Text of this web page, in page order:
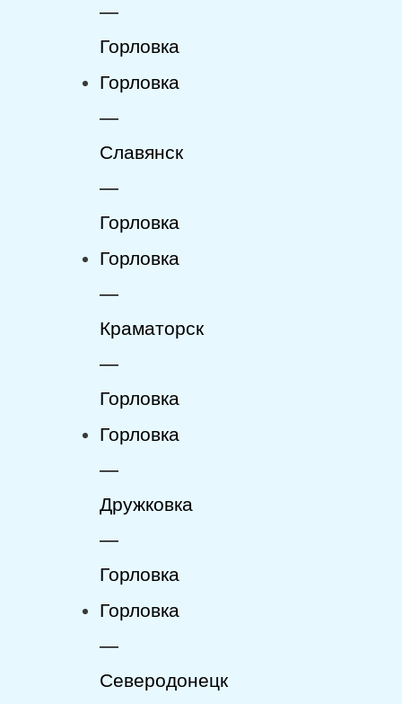
—
Горловка
Горловка
—
Славянск
—
Горловка
Горловка
—
Краматорск
—
Горловка
Горловка
—
Дружковка
—
Горловка
Горловка
—
Северодонецк